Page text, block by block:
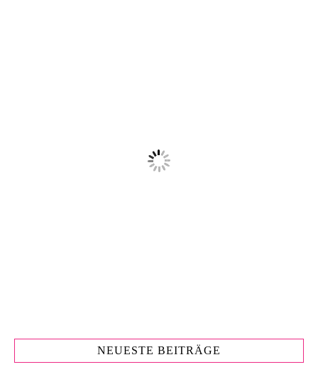
NEUESTE BEITRÄGE